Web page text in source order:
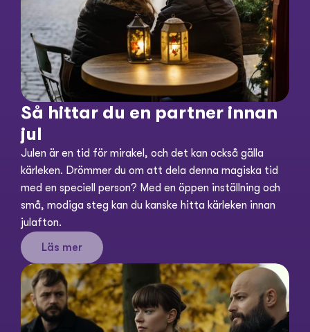
Så hittar du en partner innan
jul
Julen är en tid för mirakel, och det kan också gälla
kärleken. Drömmer du om att dela denna magiska tid
med en speciell person? Med en öppen inställning och
små, modiga steg kan du kanske hitta kärleken innan
julafton.
Läs mer